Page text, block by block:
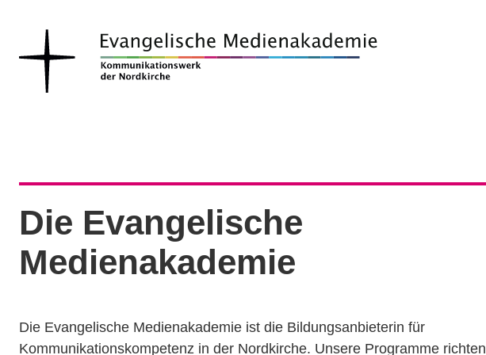
Die Evangelische
Medienakademie
Die Evangelische Medienakademie ist die Bildungsanbieterin für
Kommunikationskompetenz in der Nordkirche. Unsere Programme richten